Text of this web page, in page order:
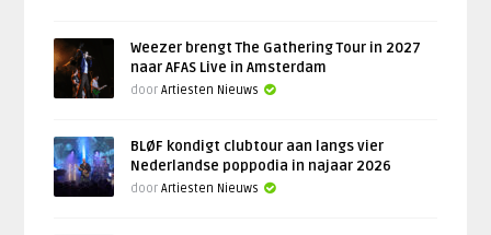
Weezer brengt The Gathering Tour in 2027
naar AFAS Live in Amsterdam
doorArtiesten Nieuws
BLØF kondigt clubtour aan langs vier
Nederlandse poppodia in najaar 2026
doorArtiesten Nieuws